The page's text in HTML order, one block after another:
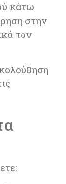
κάτω
στην
τον